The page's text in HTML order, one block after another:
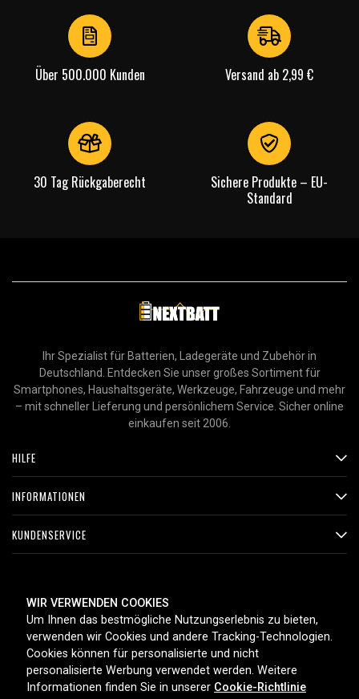
Über 500.000 Kunden Versand ab 2,99 €
30 Tag Rückgaberecht
Sichere Produkte – EU-
Standard
Ihr Spezialist für Batterien, Ladegeräte und Zubehör in
Deutschland. Entdecken Sie unser großes Sortiment für
Smartphones, Haushaltsgeräte, Werkzeuge, Fahrzeuge und mehr
– mit schneller Lieferung und persönlichem Service. Sicher online
einkaufen seit 2006.
HILFE
INFORMATIONEN
KUNDENSERVICE
ZAHLUNGSMETHODEN
LIEFEROPTIONEN
WIR VERWENDEN COOKIES
Um Ihnen das bestmögliche Nutzungserlebnis zu bieten,
verwenden wir Cookies und andere Tracking-Technologien.
Cookies können für personalisierte und nicht
personalisierte Werbung verwendet werden. Weitere
Informationen finden Sie in unserer Cookie-Richtlinie